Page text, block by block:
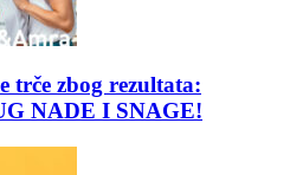
trče zbog rezultata:
NADE I SNAGE!